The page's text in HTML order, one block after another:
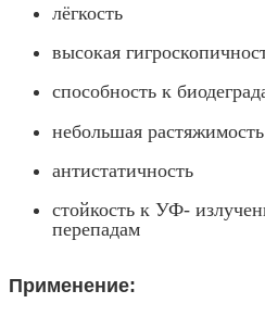
лёгкость
высокая
способность к
небольшая
антистатичность
стойкость к УФ-
перепадам
Применение: